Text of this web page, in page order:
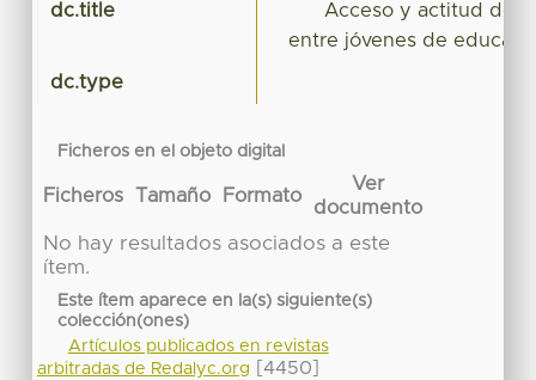
dc.title
Acceso y actitud del
entre jóvenes de
dc.type
Ficheros en el objeto digital
Ficheros Tamaño Formato
Ver
documento
No hay resultados asociados a este
ítem.
Este ítem aparece en la(s) siguiente(s)
colección(ones)
Artículos publicados en revistas
arbitradas de Redalyc.org
[4450]